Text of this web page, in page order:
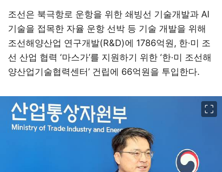
조선은 북극항로 운항을 위한 쇄빙선 기술개발과 AI
기술을 접목한 자율 운항 선박 등 기술 개발을 위해
조선해양산업 연구개발(R&D)에 1786억원, 한·미 조
선 산업 협력 ‘마스가’를 지원하기 위한 ‘한·미 조선해
양산업기술협력센터’ 건립에 66억원을 투입한다.